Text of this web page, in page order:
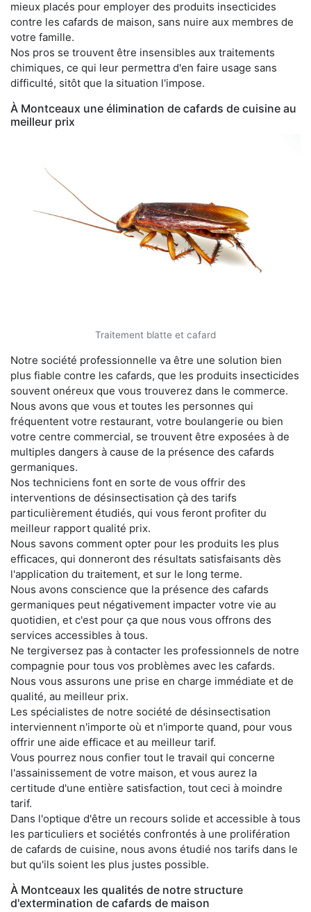
mieux placés pour employer des produits insecticides
contre les cafards de maison, sans nuire aux membres de
votre famille.
Nos pros se trouvent être insensibles aux traitements
chimiques, ce qui leur permettra d'en faire usage sans
difficulté, sitôt que la situation l'impose.
À Montceaux une élimination de cafards de cuisine au
meilleur prix
Traitement blatte et cafard
Notre société professionnelle va être une solution bien
plus fiable contre les cafards, que les produits insecticides
souvent onéreux que vous trouverez dans le commerce.
Nous avons que vous et toutes les personnes qui
fréquentent votre restaurant, votre boulangerie ou bien
votre centre commercial, se trouvent être exposées à de
multiples dangers à cause de la présence des cafards
germaniques.
Nos techniciens font en sorte de vous offrir des
interventions de désinsectisation çà des tarifs
particulièrement étudiés, qui vous feront profiter du
meilleur rapport qualité prix.
Nous savons comment opter pour les produits les plus
efficaces, qui donneront des résultats satisfaisants dès
l'application du traitement, et sur le long terme.
Nous avons conscience que la présence des cafards
germaniques peut négativement impacter votre vie au
quotidien, et c'est pour ça que nous vous offrons des
services accessibles à tous.
Ne tergiversez pas à contacter les professionnels de notre
compagnie pour tous vos problèmes avec les cafards.
Nous vous assurons une prise en charge immédiate et de
qualité, au meilleur prix.
Les spécialistes de notre société de désinsectisation
interviennent n'importe où et n'importe quand, pour vous
offrir une aide efficace et au meilleur tarif.
Vous pourrez nous confier tout le travail qui concerne
l'assainissement de votre maison, et vous aurez la
certitude d'une entière satisfaction, tout ceci à moindre
tarif.
Dans l'optique d'être un recours solide et accessible à tous
les particuliers et sociétés confrontés à une prolifération
de cafards de cuisine, nous avons étudié nos tarifs dans le
but qu'ils soient les plus justes possible.
À Montceaux les qualités de notre structure
d'extermination de cafards de maison